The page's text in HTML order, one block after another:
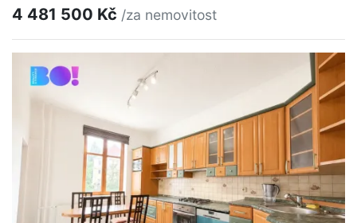
4 481 500 Kč /za nemovitost